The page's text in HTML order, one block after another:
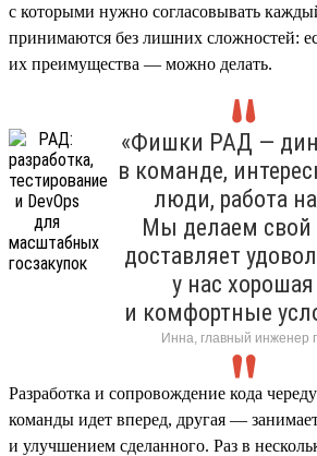
с которыми нужно согласовывать
принимаются без лишних сложностей:
их преимущества — можно делать.
«Фишки РАД —
в команде,
люди, работа
Мы делаем свой
доставляет
у нас
и комфортные
Инна, главный инженер
Разработка и сопровождение кода
команды идет вперед, другая —
и улучшением сделанного. Раз в